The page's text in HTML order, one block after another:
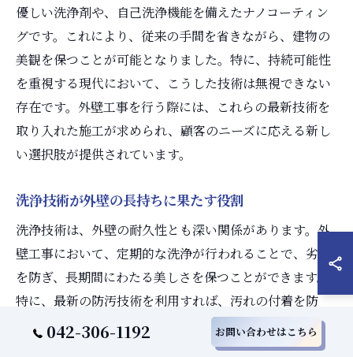
優しい洗浄剤や、自己洗浄機能を備えたナノコーティン
グです。これにより、従来の手間を省きながら、建物の
美観を保つことが可能となりました。特に、持続可能性
を重視する現代において、こうした技術は無視できない
存在です。外壁工事を行う際には、これらの最新技術を
取り入れた施工が求められ、顧客のニーズに応える新し
い選択肢が提供されています。
洗浄技術が外壁の長持ちに果たす役割
洗浄技術は、外壁の耐久性とも深い関係があります。外
壁工事において、定期的な洗浄が行われることで、劣化
を防ぎ、長期間にわたる美しさを保つことができます。
特に、最新の防汚技術を利用すれば、汚れの付着を防
ぎ、メンテナンスの頻度を減少させることができます。
これにより、長持ちする外壁を実現し、ひいては建物全
042-306-1192 お問い合わせはこちら